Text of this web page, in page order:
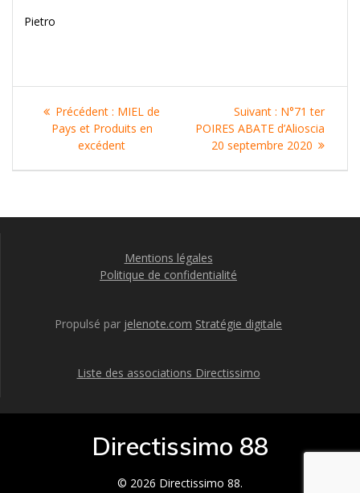
Pietro
Navigation
l’article
Précédent : Article
précédent
:
MIEL de
Pays et Produits en
excédent
Suivant : Article
suivant
:
N°71 ter
POIRES ABATE d’Alioscia
20 septembre 2020
Mentions légales
Politique de confidentialité
Propulsé par jelenote.com Stratégie digitale
Liste des associations Directissimo
Directissimo 88
© 2026 Directissimo 88.